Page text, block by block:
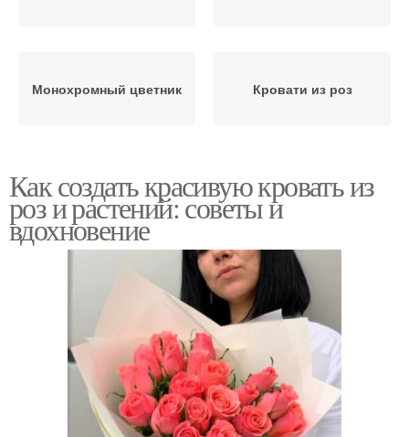
Монохромный цветник Кровати из роз
Как создать красивую кровать из
роз и растений: советы и
вдохновение